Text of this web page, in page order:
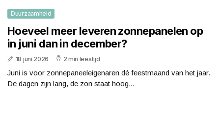
Duurzaamheid
Hoeveel meer leveren zonnepanelen op
in juni dan in december?
18 juni 2026 2 min leestijd
Juni is voor zonnepaneeleigenaren dé feestmaand van het jaar.
De dagen zijn lang, de zon staat hoog...